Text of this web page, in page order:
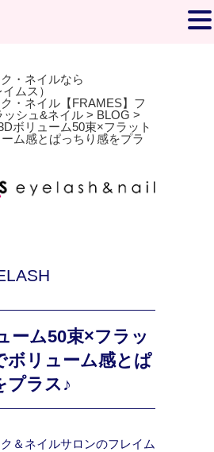
・ネイルなら
ムス）
・ネイル【FRAMES】フ
ッシュ&ネイル > BLOG >
ボリューム50束×フラット
ム感とぱっちり感をプラ
ーム50束×フラッ
ボリューム感とぱ
プラス♪
＆ネイルサロンのフレイム